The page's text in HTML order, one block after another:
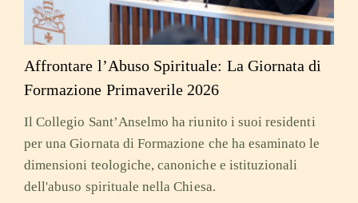
Affrontare l’Abuso Spirituale: La Giornata di
Formazione Primaverile 2026
Il Collegio Sant’Anselmo ha riunito i suoi residenti
per una Giornata di Formazione che ha esaminato le
dimensioni teologiche, canoniche e istituzionali
dell'abuso spirituale nella Chiesa.